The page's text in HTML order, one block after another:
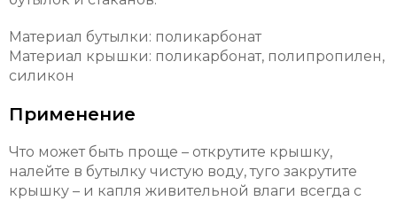
Материал бутылки: поликарбонат
Материал крышки: поликарбонат, полипропилен,
силикон
Применение
Что может быть проще – открутите крышку,
налейте в бутылку чистую воду, туго закрутите
крышку – и капля живительной влаги всегда с